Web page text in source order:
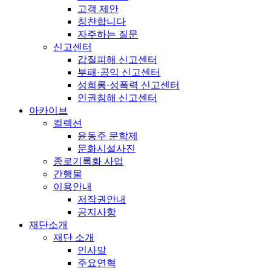
고객 제안
칭찬합니다
자주하는 질문
신고센터
갑질피해 신고센터
부패·공익 신고센터
성희롱·성폭력 신고센터
인권침해 신고센터
아카이브
컬렉션
윤동주 문학제
문화시설사진
종로기록화 사업
간행물
이용안내
저작권안내
공지사항
재단소개
재단 소개
인사말
주요연혁